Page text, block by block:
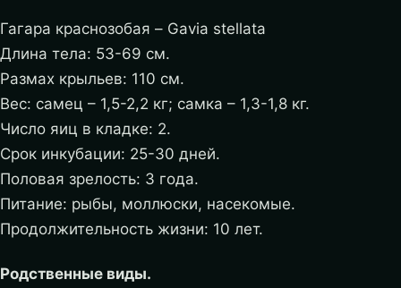
Гагара краснозобая – Gavia stellata
Длина тела: 53-69 см.
Размах крыльев: 110 см.
Вес: самец – 1,5-2,2 кг; самка – 1,3-1,8 кг.
Число яиц в кладке: 2.
Срок инкубации: 25-30 дней.
Половая зрелость: 3 года.
Питание: рыбы, моллюски, насекомые.
Продолжительность жизни: 10 лет.
Родственные виды.